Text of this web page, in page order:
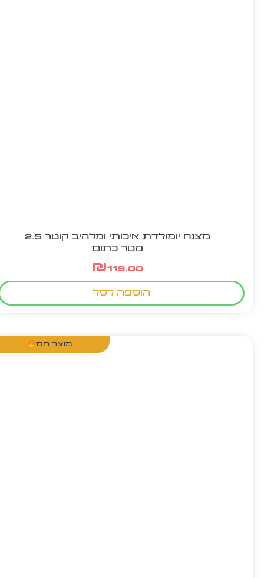
מצנח יומולדת איכותי ומלהיב קוטר 2.5
מטר כתום
₪119.00
הוספה לסל
מוצר חם